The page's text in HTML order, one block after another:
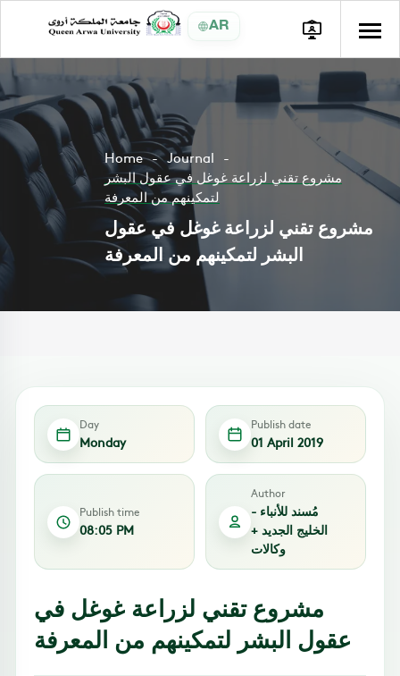
AR
Home
Journal
مشروع تقني لزراعة غوغل في عقول البشر
لتمكينهم من المعرفة
مشروع تقني لزراعة غوغل في عقول
البشر لتمكينهم من المعرفة
Day
Monday
Publish date
01 April 2019
Publish time
08:05 PM
Author
مُسند للأنباء -
الخليج الجديد +
وكالات
مشروع تقني لزراعة غوغل في
عقول البشر لتمكينهم من المعرفة